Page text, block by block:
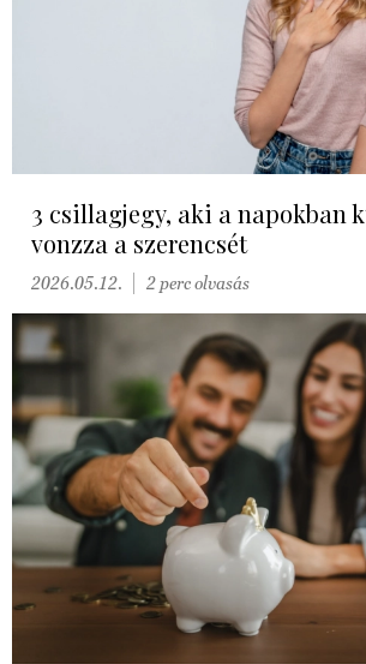
3 csillagjegy, aki a napokban
vonzza a szerencsét
2026.05.12. 2 perc olvasás